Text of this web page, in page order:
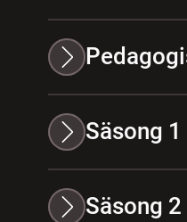
Säsong 1
Säsong 2